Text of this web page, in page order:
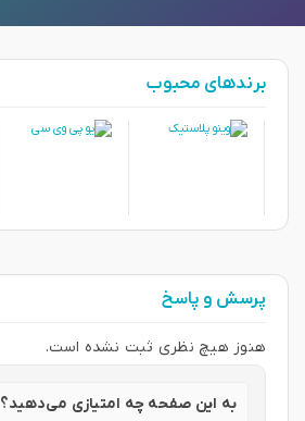
برندهای محبوب
پرسش و پاسخ
هنوز هیچ نظری ثبت نشده است.
به این صفحه چه امتیازی می‌دهید؟